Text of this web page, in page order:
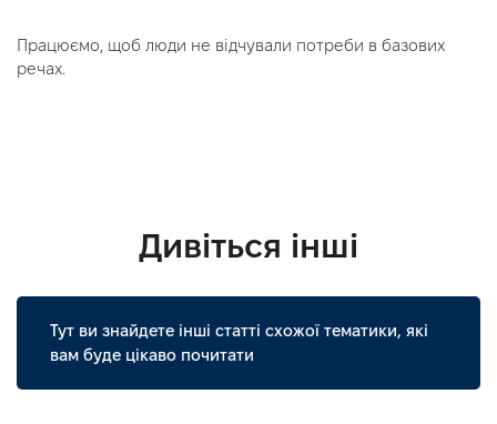
Працюємо, щоб люди не відчували потреби в базових
речах.
Дивіться інші
Тут ви знайдете інші статті схожої тематики, які
вам буде цікаво почитати